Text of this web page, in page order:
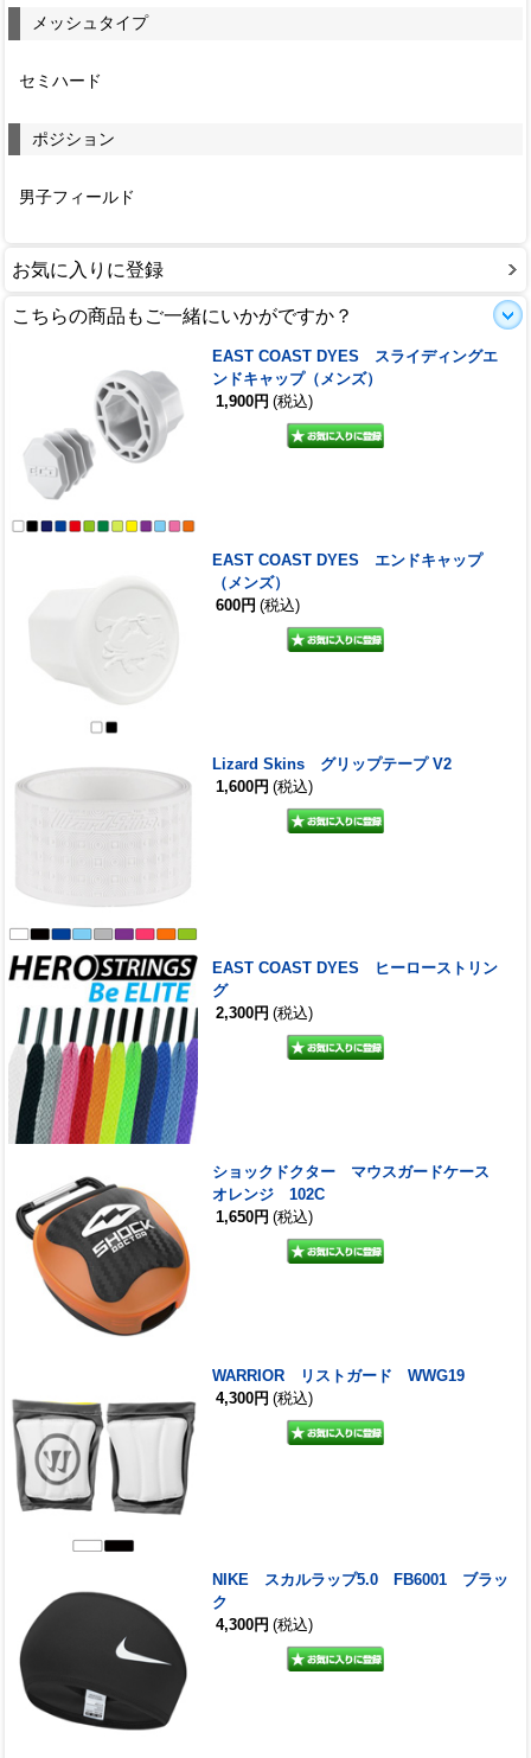
メッシュタイプ
セミハード
ポジション
男子フィールド
お気に入りに登録
こちらの商品もご一緒にいかがですか？
EAST COAST DYES スライディングエ
ンドキャップ（メンズ）
1,900円 (税込)
EAST COAST DYES エンドキャップ
（メンズ）
600円 (税込)
Lizard Skins グリップテープ V2
1,600円 (税込)
EAST COAST DYES ヒーローストリン
グ
2,300円 (税込)
ショックドクター マウスガードケース
オレンジ 102C
1,650円 (税込)
WARRIOR リストガード WWG19
4,300円 (税込)
NIKE スカルラップ5.0 FB6001 ブラッ
ク
4,300円 (税込)